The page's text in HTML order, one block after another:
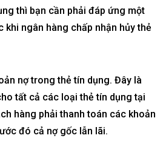
thì bạn cần phải đáp ứng một
khi ngân hàng chấp nhận hủy thẻ
nợ trong thẻ tín dụng. Đây là
tất cả các loại thẻ tín dụng tại
hàng phải thanh toán các khoản
đó cả nợ gốc lẫn lãi.